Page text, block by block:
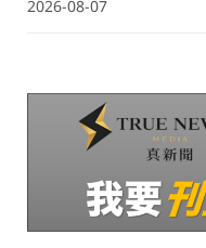
2026-08-07